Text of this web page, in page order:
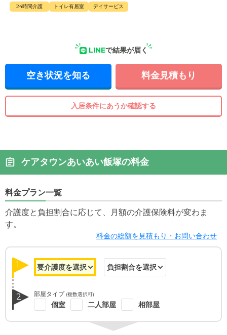
24時間介護 トイレ有居室 デイサービス
LINEで結果が届く
空き状況を知る 料金見積もり
入居条件にあうか確認する
ケアタウンあいあい飯塚の料金
料金プラン一覧
介護度と負担割合に応じて、月額の介護保険料が変わま
す。
料金の総額を見積もり・お問い合わせ
1
2 部屋タイプ (複数選択可)
個室 二人部屋 相部屋